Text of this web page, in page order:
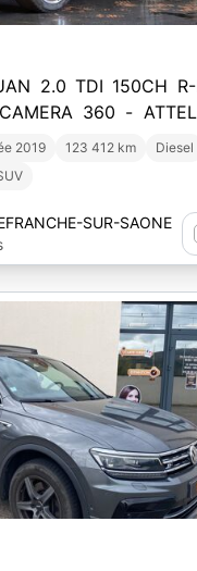
2.0 TDI 150CH
360 -
2019 123 412 km
Diesel
SUR-SAONE